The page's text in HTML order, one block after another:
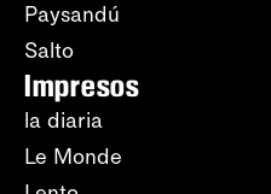
Paysandú
Salto
Impresos
la diaria
Le Monde